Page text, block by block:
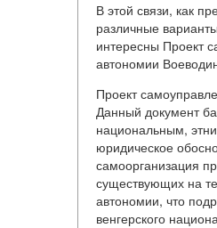
В этой связи, как
различные
интересны Проект
автономии
Проект
Данный документ
национальным,
юридическое
самоорганизация
существующих на
автономии, что
венгерского